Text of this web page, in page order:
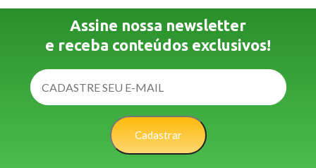
Assine nossa newsletter
e receba conteúdos exclusivos!
Cadastrar